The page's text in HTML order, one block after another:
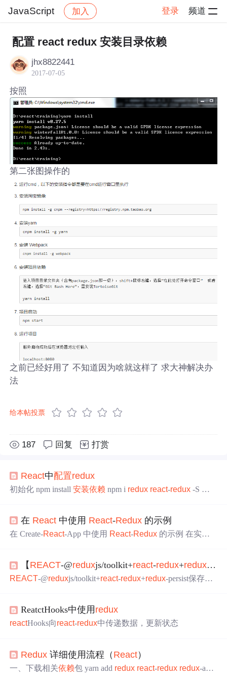
JavaScript 加入 登录 频道
社区 JavaScript 帖子详情
配置 react redux 安装目录依赖
jhx8822441
2017-07-05
按照
第二张图操作的
之前已经好用了 不知道因为啥就这样了 求大神解决办
法
给本帖投票
187 回复 打赏
React中配置redux
初始化 npm install安装依赖 npm i redux react-redux -S 项
portWebVitals from './reportWebVitals'; import {...
在 React 中使用 React-Redux 的示例
在 Create-React-App 中使用 React-Redux 的示例 在实现
动新建 状态管理的目录，一般情况下，我们会在 src 下新
建一个store 的文件夹，来管理状态。 // store/reducer.js // 默
【 REACT-@reduxjs/toolkit+react-redux+redux-
REACT-@reduxjs/toolkit+react-redux+redux-persist保存状
ReatctHooks中使用 redux
reactHooks向react-redux中传递数据，更新状态
Redux 详细使用流程（ React）
一、下载相关依赖包 yarn add redux react-redux redux-acti